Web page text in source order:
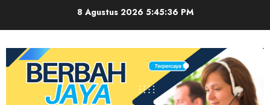
8 Agustus 20265:45:37 PM